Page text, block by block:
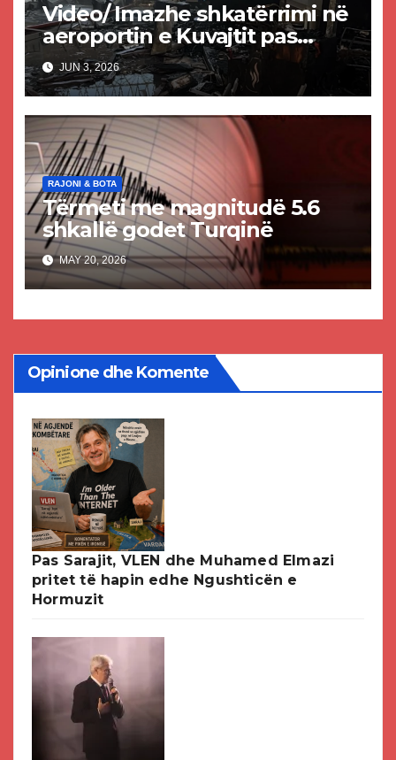
Video/ Imazhe shkatërrimi në
aeroportin e Kuvajtit pas
sulmit iranian, një i vdekur
dhe shumë të plagosur
JUN 3, 2026
RAJONI & BOTA
Tërmeti me magnitudë 5.6
shkallë godet Turqinë
MAY 20, 2026
Opinione dhe Komente
Pas Sarajit, VLEN dhe Muhamed Elmazi
pritet të hapin edhe Ngushticën e
Hormuzit